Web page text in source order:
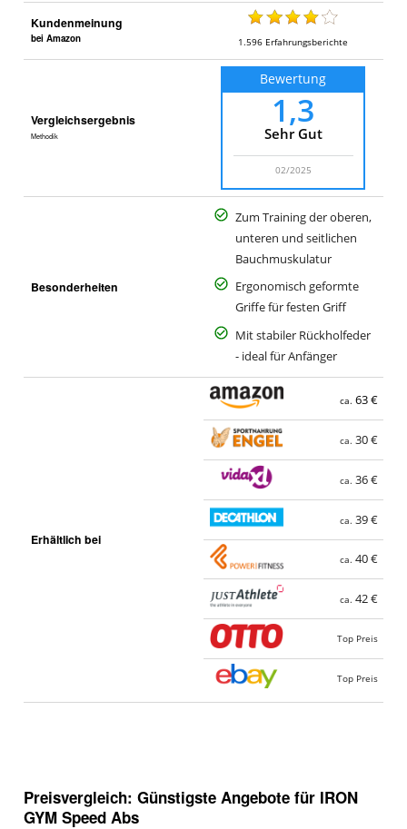
Kundenmeinung
bei Amazon 1.596 Erfahrungsberichte
Vergleichsergebnis
Methodik
Bewertung
1,3
Sehr Gut
02/2025
Besonderheiten
Zum Training der oberen,
unteren und seitlichen
Bauchmuskulatur
Ergonomisch geformte
Griffe für festen Griff
Mit stabiler Rückholfeder
- ideal für Anfänger
Erhältlich bei
ca. 63 €
ca. 30 €
ca. 36 €
ca. 39 €
ca. 40 €
ca. 42 €
Top Preis
Top Preis
Preisvergleich: Günstigste Angebote für IRON
GYM Speed Abs